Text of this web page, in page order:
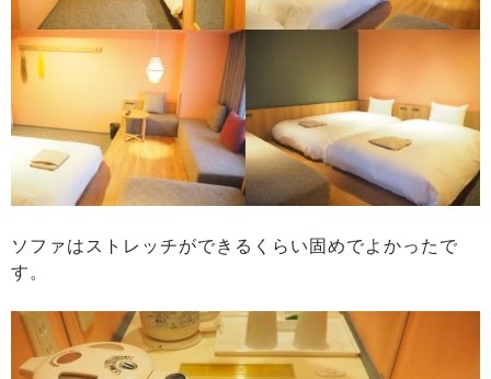
ソファはストレッチができるくらい固めでよかったで
す。